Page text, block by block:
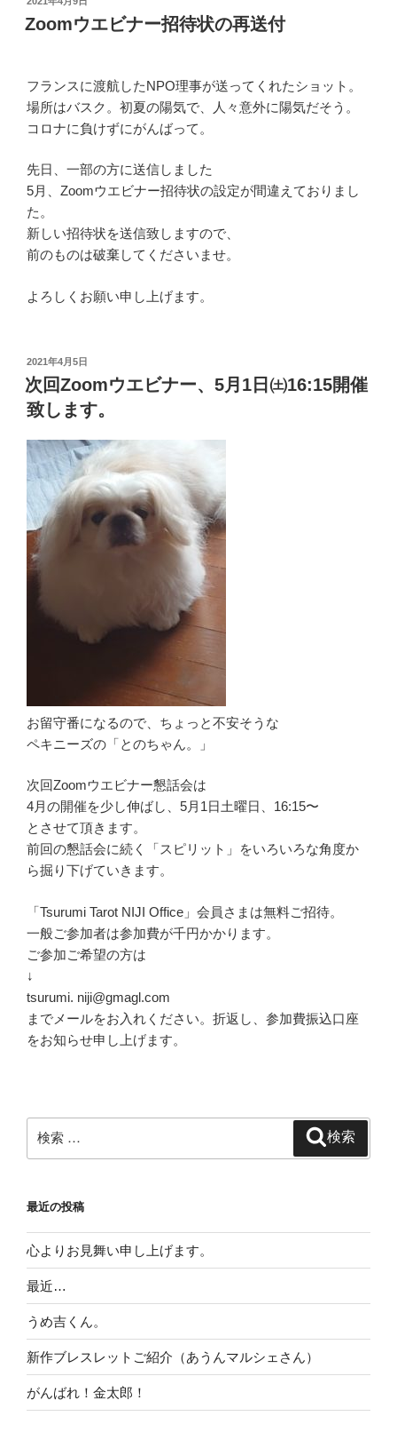
稿
日:
Zoomウエビナー招待状の再送付
フランスに渡航したNPO理事が送ってくれたショット。
場所はバスク。初夏の陽気で、人々意外に陽気だそう。
コロナに負けずにがんばって。
先日、一部の方に送信しました
5月、Zoomウエビナー招待状の設定が間違えておりまし
た。
新しい招待状を送信致しますので、
前のものは破棄してくださいませ。
よろしくお願い申し上げます。
投
稿
日:
2021年4月5日
次回Zoomウエビナー、5月1日㈯16:15開催
致します。
お留守番になるので、ちょっと不安そうな
ペキニーズの「とのちゃん。」
次回Zoomウエビナー懇話会は
4月の開催を少し伸ばし、5月1日土曜日、16:15〜
とさせて頂きます。
前回の懇話会に続く「スピリット」をいろいろな角度か
ら掘り下げていきます。
「Tsurumi Tarot NIJI Office」会員さまは無料ご招待。
一般ご参加者は参加費が千円かかります。
ご参加ご希望の方は
↓
tsurumi. niji@gmagl.com
までメールをお入れください。折返し、参加費振込口座
をお知らせ申し上げます。
検
索:
検索
最近の投稿
心よりお見舞い申し上げます。
最近…
うめ吉くん。
新作ブレスレットご紹介（あうんマルシェさん）
がんばれ！金太郎！